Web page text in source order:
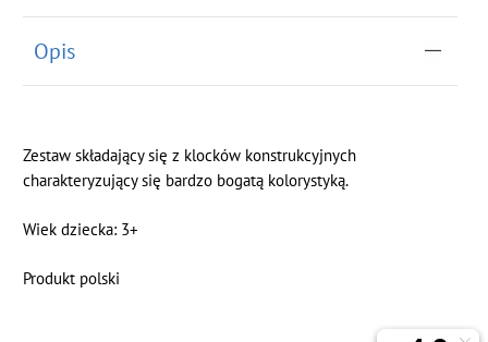
Opis
Zestaw składający się z klocków konstrukcyjnych
charakteryzujący się bardzo bogatą kolorystyką.
Wiek dziecka: 3+
Produkt polski